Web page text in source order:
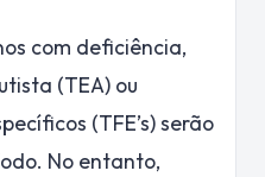
com deficiência,
(TEA) ou
(TFE’s) serão
No entanto,